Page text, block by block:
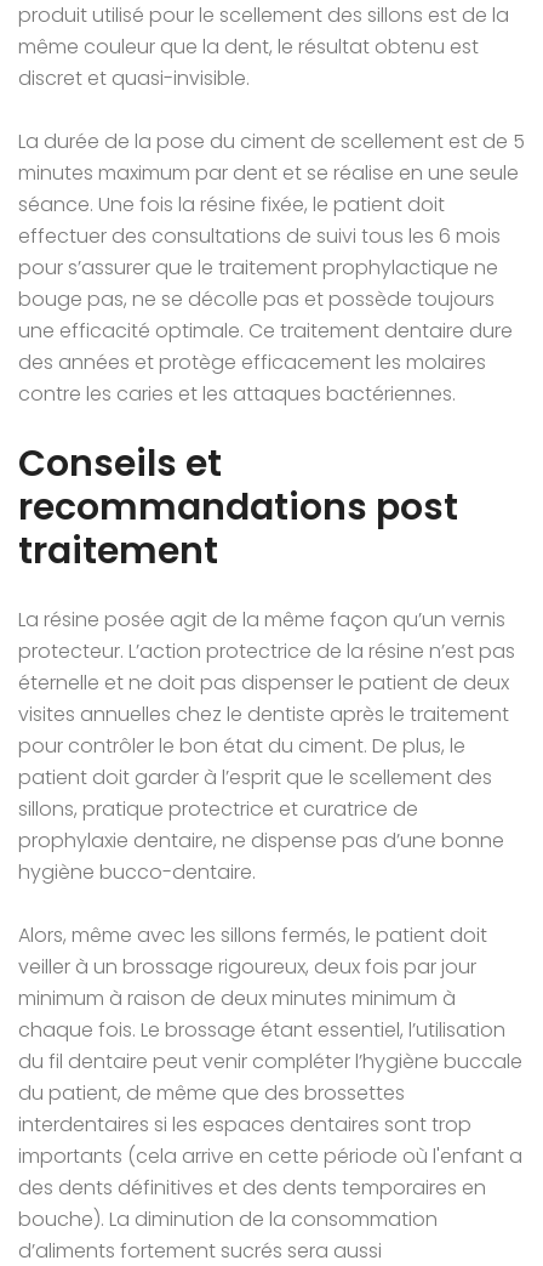
produit utilisé pour le scellement des sillons est de la
même couleur que la dent, le résultat obtenu est
discret et quasi-invisible.
La durée de la pose du ciment de scellement est de 5
minutes maximum par dent et se réalise en une seule
séance. Une fois la résine fixée, le patient doit
effectuer des consultations de suivi tous les 6 mois
pour s’assurer que le traitement prophylactique ne
bouge pas, ne se décolle pas et possède toujours
une efficacité optimale. Ce traitement dentaire dure
des années et protège efficacement les molaires
contre les caries et les attaques bactériennes.
Conseils et
recommandations post
traitement
La résine posée agit de la même façon qu’un vernis
protecteur. L’action protectrice de la résine n’est pas
éternelle et ne doit pas dispenser le patient de deux
visites annuelles chez le dentiste après le traitement
pour contrôler le bon état du ciment. De plus, le
patient doit garder à l’esprit que le scellement des
sillons, pratique protectrice et curatrice de
prophylaxie dentaire, ne dispense pas d’une bonne
hygiène bucco-dentaire.
Alors, même avec les sillons fermés, le patient doit
veiller à un brossage rigoureux, deux fois par jour
minimum à raison de deux minutes minimum à
chaque fois. Le brossage étant essentiel, l’utilisation
du fil dentaire peut venir compléter l’hygiène buccale
du patient, de même que des brossettes
interdentaires si les espaces dentaires sont trop
importants (cela arrive en cette période où l'enfant a
des dents définitives et des dents temporaires en
bouche). La diminution de la consommation
d’aliments fortement sucrés sera aussi